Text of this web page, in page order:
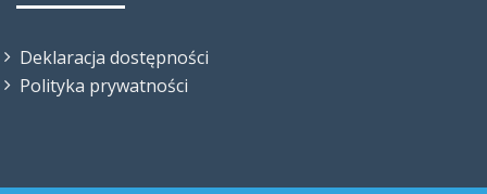
Deklaracja dostępności
Polityka prywatności